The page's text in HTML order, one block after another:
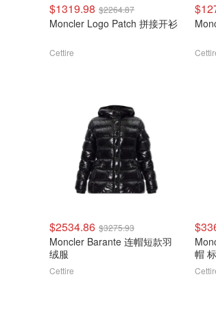
$1319.98 $2264.87
Moncler Logo Patch 拼接开衫
Cettire
$2534.86 $3275.93
Moncler Barante 连帽短款羽
绒服
Cettire
帽